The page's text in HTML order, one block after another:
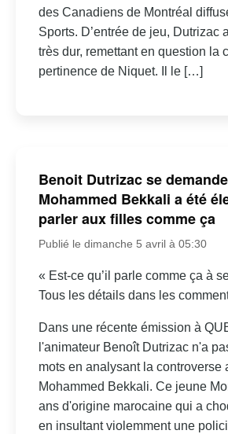
des Canadiens de Montréal
Sports. D’entrée de jeu, Dutrizac
très dur, remettant en question la
pertinence de Niquet. Il le […]
Benoit Dutrizac se
Mohammed Bekkali a été
parler aux filles comme ça
Publié le dimanche 5 avril à 05:30
« Est-ce qu’il parle comme ça à
Tous les détails dans les
Dans une récente émission à
l'animateur Benoît Dutrizac n'a
mots en analysant la controverse
Mohammed Bekkali. Ce jeune
ans d'origine marocaine qui a
en insultant violemment une